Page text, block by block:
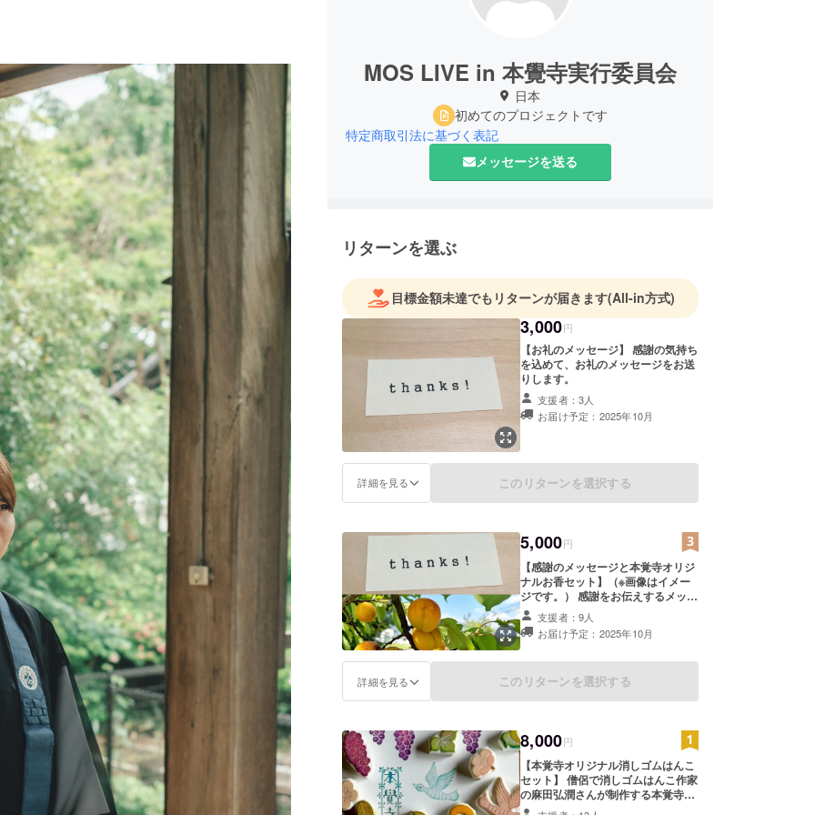
MOS LIVE in 本覺寺実行委員会
日本
初めてのプロジェクトです
特定商取引法に基づく表記
メッセージを送る
リターンを選ぶ
目標金額未達でもリターンが届きます(All-in方式)
3,000円
【お礼のメッセージ】 感謝の気持ち
を込めて、お礼のメッセージをお送
りします。
支援者：3人
お届け予定：2025年10月
詳細を見る このリターンを選択する
5,000円
【感謝のメッセージと本覚寺オリジ
ナルお香セット】（※画像はイメー
ジです。） 感謝をお伝えするメッ
セージと、千曲市特産のあんずと白
バラの香りを組み合わせた「本覚寺
オリジナル文香」のセットです。文
です。甘酸っぱく上品な香りです。
願いいたします。
支援者：9人
お届け予定：2025年10月
詳細を見る このリターンを選択する
8,000円
【本覚寺オリジナル消しゴムはんこ
セット】 僧侶で消しゴムはんこ作家
の麻田弘潤さんが制作する本覚寺オ
リジナルの消しゴムはんこセットで